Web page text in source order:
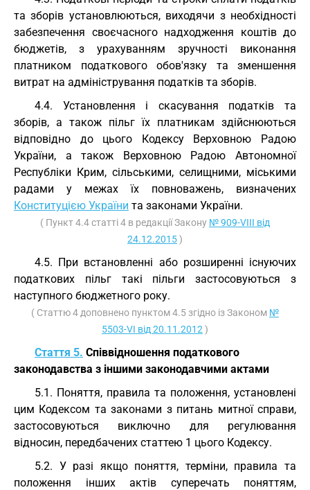
та зборів установлюються, виходячи з необхідності
забезпечення своєчасного надходження коштів до
бюджетів, з урахуванням зручності виконання
платником податкового обов'язку та зменшення
витрат на адміністрування податків та зборів.
4.4. Установлення і скасування податків та
зборів, а також пільг їх платникам здійснюються
відповідно до цього Кодексу Верховною Радою
України, а також Верховною Радою Автономної
Республіки Крим, сільськими, селищними, міськими
радами у межах їх повноважень, визначених
Конституцією України та законами України.
( Пункт 4.4 статті 4 в редакції Закону № 909-VIII від
24.12.2015)
4.5. При встановленні або розширенні існуючих
податкових пільг такі пільги застосовуються з
наступного бюджетного року.
( Статтю 4 доповнено пунктом 4.5 згідно із Законом №
5503-VI від 20.11.2012 )
Стаття 5. Співвідношення податкового
законодавства з іншими законодавчими актами
5.1. Поняття, правила та положення, установлені
цим Кодексом та законами з питань митної справи,
застосовуються виключно для регулювання
відносин, передбачених статтею 1 цього Кодексу.
5.2. У разі якщо поняття, терміни, правила та
положення інших актів суперечать поняттям,